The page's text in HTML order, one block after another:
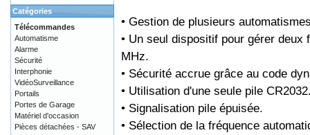
• Gestion de plusieurs
• Un seul dispositif pour gérer deux
MHz.
• Sécurité accrue grâce au code
• Utilisation d'une seule pile
• Signalisation pile épuisée.
• Sélection de la fréquence
Catégories
Télécommandes
Automatisme
Alarme
Sécurité
Interphonie
VidéoSurveillance
Portails
Portes de Garage
Matériel d'occasion
Pièces détachées - SAV